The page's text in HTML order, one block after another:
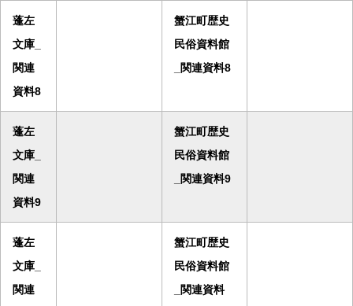
蓬左
文庫_
関連
資料8
蟹江町歴史
民俗資料館
_関連資料8
蓬左
文庫_
関連
資料9
蟹江町歴史
民俗資料館
_関連資料9
蓬左
文庫_
関連
蟹江町歴史
民俗資料館
_関連資料